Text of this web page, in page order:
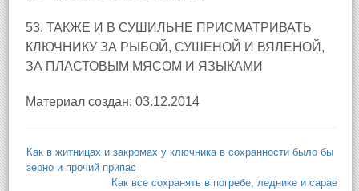
53. ТАКЖЕ И В СУШИЛЬНЕ ПРИСМАТРИВАТЬ
КЛЮЧНИКУ ЗА РЫБОЙ, СУШЕНОЙ И ВЯЛЕНОЙ,
ЗА ПЛАСТОВЫМ МЯСОМ И ЯЗЫКАМИ
Материал создан: 03.12.2014
Как в житницах и закромах у ключника в сохранности было бы
зерно и прочий припас
Как все сохранять в погребе, леднике и сарае